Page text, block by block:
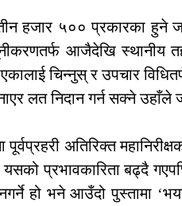
हजार ५०० प्रकारका हुने
आजैदेखि स्थानीय
चिन्नुस् र उपचार
लत निदान गर्न सक्ने उहाँले
पूर्वप्रहरी अतिरिक्त
यसको प्रभावकारिता बढ्दै
हो भने आउँदो पुस्तामा